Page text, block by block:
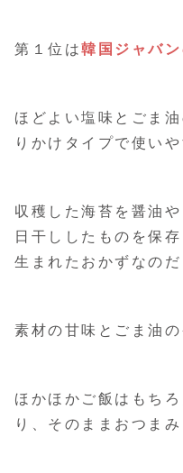
第１位は韓国ジャバン
ほどよい塩味とごま
りかけタイプで使い
収穫した海苔を醤油
日干ししたものを保
生まれたおかずなのだ
素材の甘味とごま油
ほかほかご飯はもち
り、そのままおつま